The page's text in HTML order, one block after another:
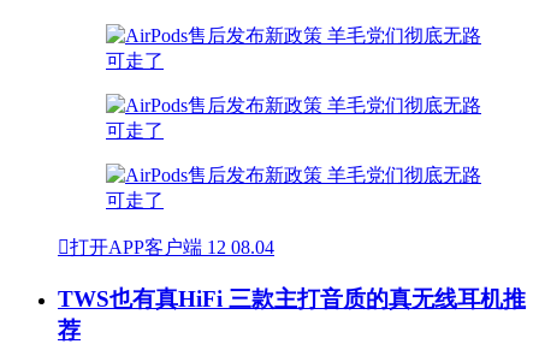
打开APP客户端 12 08.04
TWS也有真HiFi 三款主打音质的真无线耳机推
荐